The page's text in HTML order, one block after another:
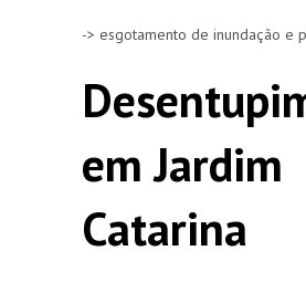
-> esgotamento de inundação e
em Jardim
Catarina